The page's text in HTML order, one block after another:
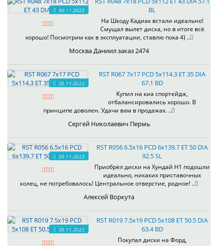
30.11.2022
BL
На Шкоду Кадиак встали идеально!
Смущал вылет диска, но в итоге всё
хорошо! Посмотрим как в эксплуатации, ставлю пока 4) ..
Москва Даниил заказ 2474
30.11.2022
RST R067 7x17 PCD 5x114.3 ET 35 DIA
67.1 BD
Купил на киа спортейдж,
отбалансировались хорошо. В
принципе доволен. Удачи вам в продажах. ..
Сергей Николаевич Пермь
30.11.2022
RST R056 6.5x16 PCD 6x139.7 ET 50 DIA
92.5 SL
Приобрёл диски на Хундай H1 подошли
идеально, никаких приставочных
колец, не потребовалось! Центральное отверстие, родное! ..
Алексей Воркута
30.11.2022
RST R019 7.5x19 PCD 5x108 ET 50.5 DIA
63.4 BD
Покупал диски на Форд,